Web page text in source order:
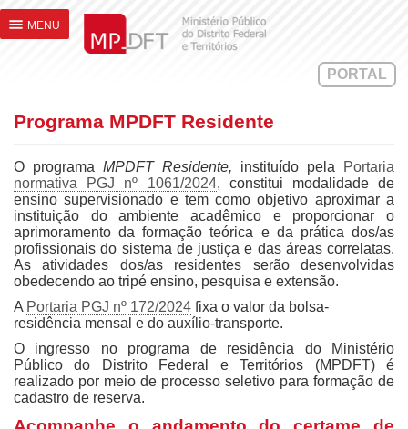
Programa MPDFT Residente
MENU
PORTAL
Programa MPDFT Residente
O programa MPDFT Residente, instituído pela
Portaria
normativa PGJ nº 1061/2024, constitui modalidade de
ensino supervisionado e tem como objetivo aproximar a
instituição do ambiente acadêmico e proporcionar o
aprimoramento da formação teórica e da prática dos/as
profissionais do sistema de justiça e das áreas correlatas.
As atividades dos/as residentes serão desenvolvidas
obedecendo ao tripé ensino, pesquisa e extensão.
A Portaria PGJ nº 172/2024 fixa o valor da bolsa-
residência mensal e do auxílio-transporte.
O ingresso no programa de residência do Ministério
Público do Distrito Federal e Territórios (MPDFT) é
realizado por meio de processo seletivo para formação de
cadastro de reserva.